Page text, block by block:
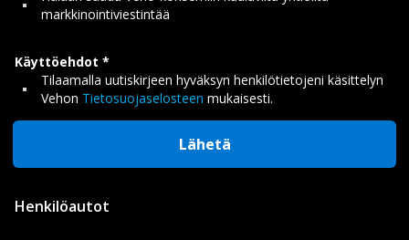
markkinointiviestintää
Käyttöehdot
Tilaamalla uutiskirjeen hyväksyn henkilötietojeni käsittelyn
Vehon Tietosuojaselosteen mukaisesti.
Lähetä
Henkilöautot